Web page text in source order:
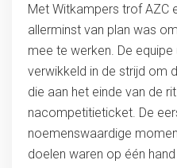
Met Witkampers trof AZC
allerminst van plan was
mee te werken. De
verwikkeld in de strijd om
die aan het einde van de
nacompetitieticket. De
noemenswaardige
doelen waren op één